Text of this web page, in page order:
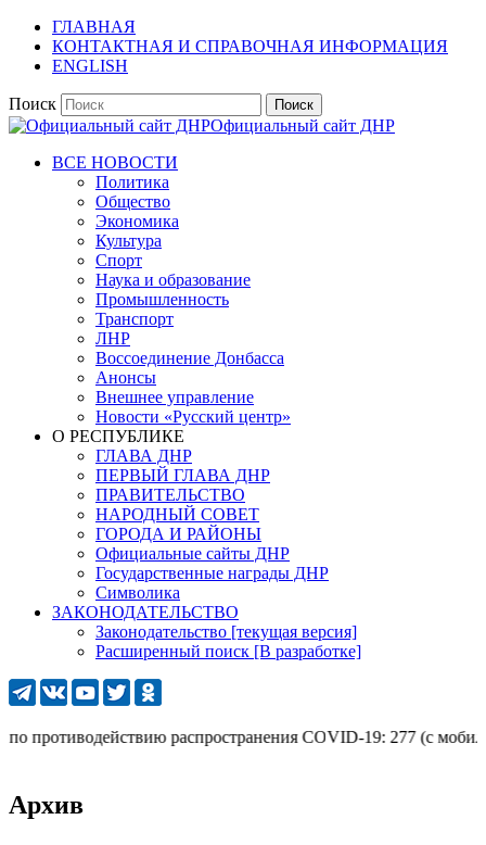
ГЛАВНАЯ
КОНТАКТНАЯ И СПРАВОЧНАЯ ИНФОРМАЦИЯ
ENGLISH
Поиск
Официальный сайт ДНР
ВСЕ НОВОСТИ
Политика
Общество
Экономика
Культура
Спорт
Наука и образование
Промышленность
Транспорт
ЛНР
Воссоединение Донбасса
Анонсы
Внешнее управление
Новости «Русский центр»
О РЕСПУБЛИКЕ
ГЛАВА ДНР
ПЕРВЫЙ ГЛАВА ДНР
ПРАВИТЕЛЬСТВО
НАРОДНЫЙ СОВЕТ
ГОРОДА И РАЙОНЫ
Официальные сайты ДНР
Государственные награды ДНР
Символика
ЗАКОНОДАТЕЛЬСТВО
Законодательство [текущая версия]
Расширенный поиск [В разработке]
распространения COVID-19: 277 (с
Архив